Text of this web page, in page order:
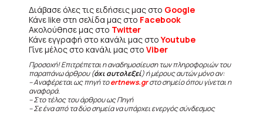
Διάβασε όλες τις ειδήσεις μας στο Google
Κάνε like στη σελίδα μας στο Facebook
Ακολούθησε μας στο Twitter
Κάνε εγγραφή στο κανάλι μας στοYoutube
Γίνε μέλος στο κανάλι μας στο Viber
Προσοχή! Επιτρέπεται η αναδημοσίευση των πληροφοριών του
παραπάνω άρθρου (όχι αυτολεξεί) ή μέρους αυτών μόνο αν:
– Αναφέρεται ως πηγή τοertnews.grστο σημείο όπου γίνεται η
αναφορά.
– Στο τέλος του άρθρου ως Πηγή
– Σε ένα από τα δύο σημεία να υπάρχει ενεργός σύνδεσμος